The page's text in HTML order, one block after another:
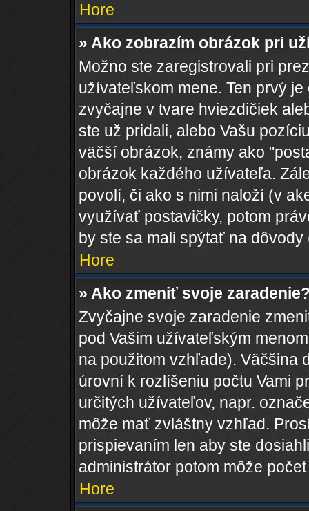
Hore
» Ako zobrazím obrázok pri
Možno ste zaregistrovali pri
užívateľskom mene. Ten prvý
zvyčajne v tvare hviezdičiek
ste už pridali, alebo Vašu
väčší obrázok, známy ako
obrázok každého užívateľa.
povolí, či ako s nimi naloží (v
využívať postavičky, potom
by ste sa mali spýtať na
Hore
» Ako zmeniť svoje
Zvyčajne svoje zaradenie
pod Vašim užívateľským
na použitom vzhľade). Väčšina
úrovní k rozlíšeniu počtu Vami
určitých užívateľov, napr.
môže mať zvláštny vzhľad.
prispievaním len aby ste
administrátor potom môže
Hore